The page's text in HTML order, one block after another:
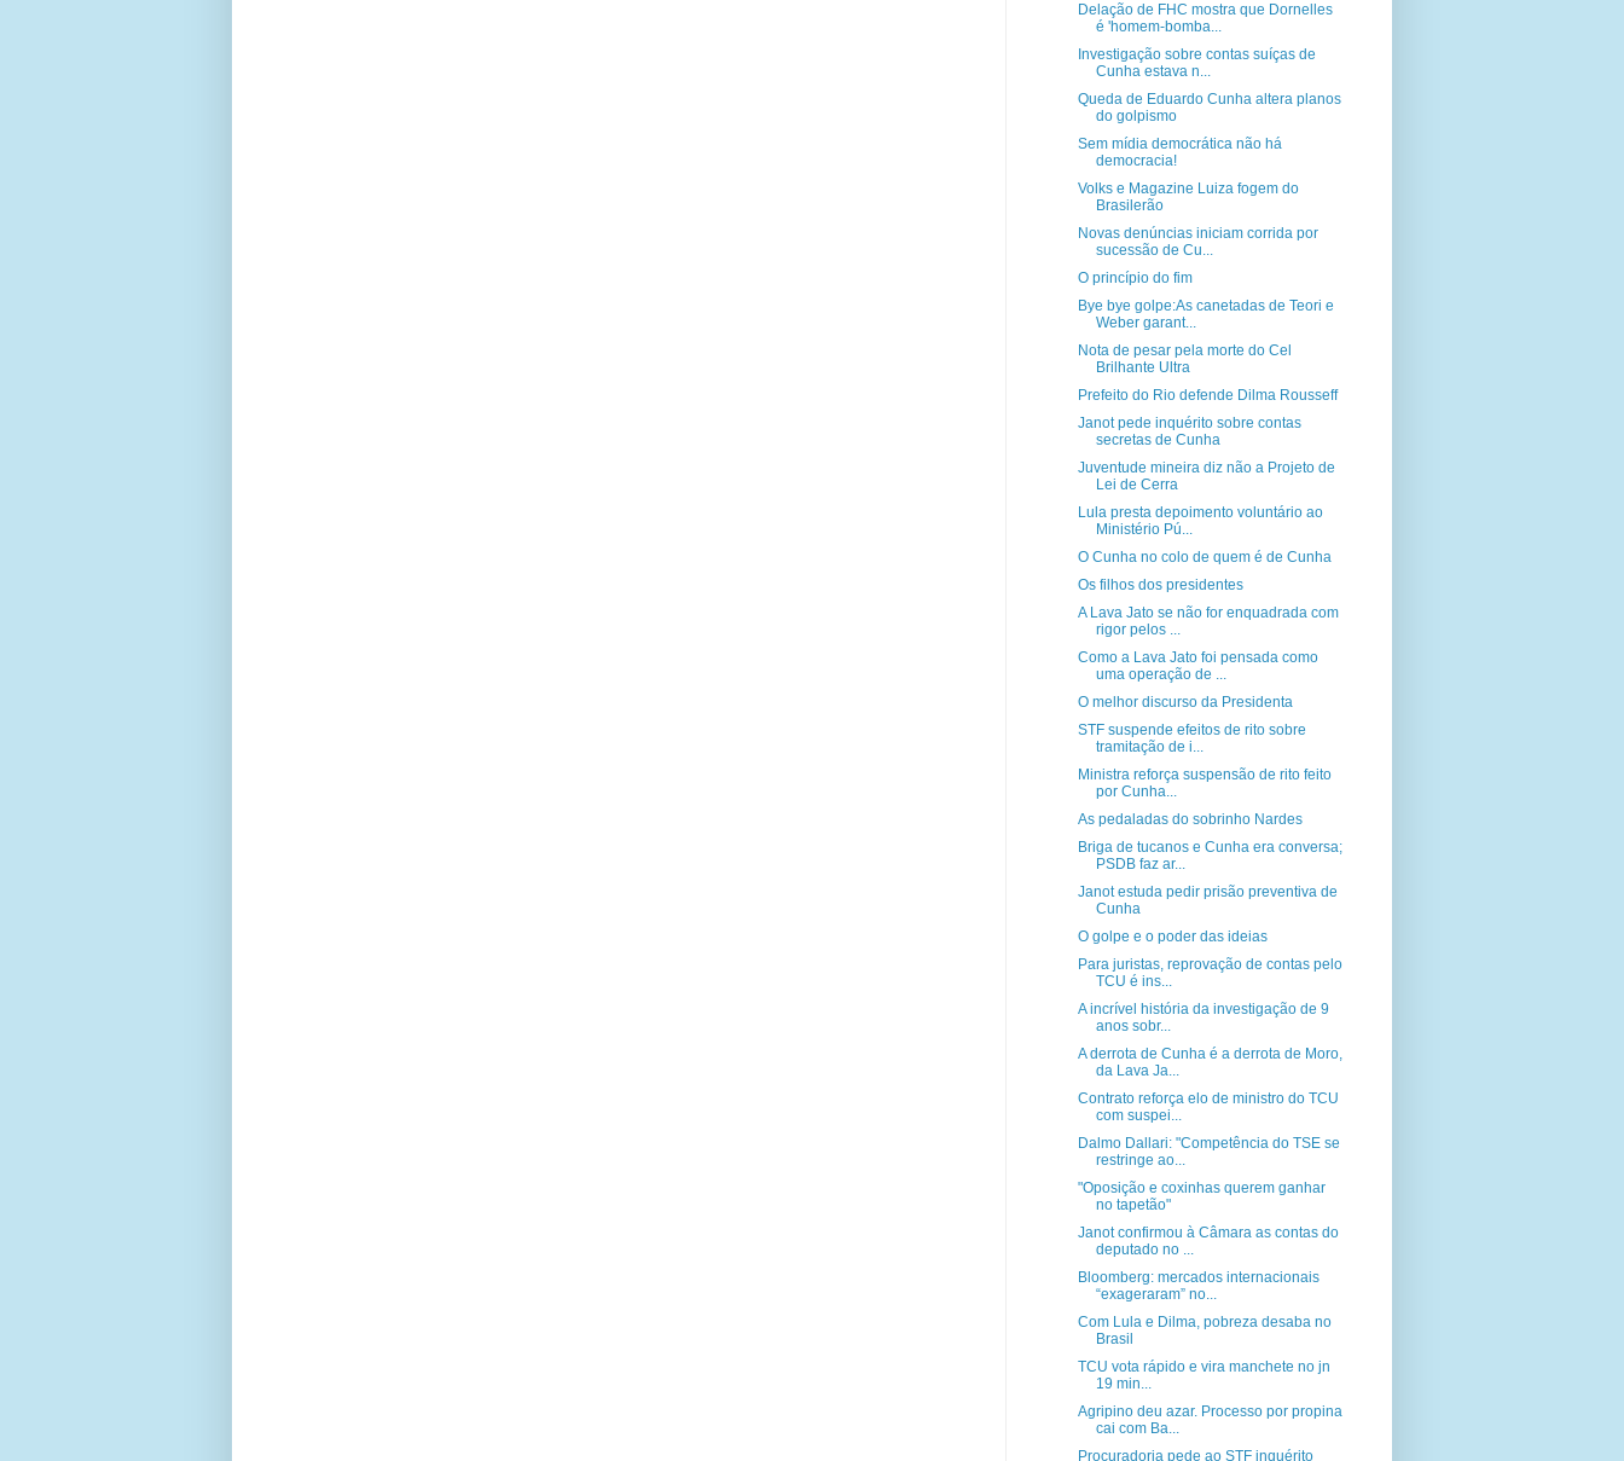
Delação de FHC mostra que Dornelles
é 'homem-bomba...
Investigação sobre contas suíças de
Cunha estava n...
Queda de Eduardo Cunha altera planos
do golpismo
Sem mídia democrática não há
democracia!
Volks e Magazine Luiza fogem do
Brasilerão
Novas denúncias iniciam corrida por
sucessão de Cu...
O princípio do fim
Bye bye golpe:As canetadas de Teori e
Weber garant...
Nota de pesar pela morte do Cel
Brilhante Ultra
Prefeito do Rio defende Dilma Rousseff
Janot pede inquérito sobre contas
secretas de Cunha
Juventude mineira diz não a Projeto de
Lei de Cerra
Lula presta depoimento voluntário ao
Ministério Pú...
O Cunha no colo de quem é de Cunha
Os filhos dos presidentes
A Lava Jato se não for enquadrada com
rigor pelos ...
Como a Lava Jato foi pensada como
uma operação de ...
O melhor discurso da Presidenta
STF suspende efeitos de rito sobre
tramitação de i...
Ministra reforça suspensão de rito feito
por Cunha...
As pedaladas do sobrinho Nardes
Briga de tucanos e Cunha era conversa;
PSDB faz ar...
Janot estuda pedir prisão preventiva de
Cunha
O golpe e o poder das ideias
Para juristas, reprovação de contas pelo
TCU é ins...
A incrível história da investigação de 9
anos sobr...
A derrota de Cunha é a derrota de Moro,
da Lava Ja...
Contrato reforça elo de ministro do TCU
com suspei...
Dalmo Dallari: "Competência do TSE se
restringe ao...
"Oposição e coxinhas querem ganhar
no tapetão"
Janot confirmou à Câmara as contas do
deputado no ...
Bloomberg: mercados internacionais
“exageraram” no...
Com Lula e Dilma, pobreza desaba no
Brasil
TCU vota rápido e vira manchete no jn
19 min...
Agripino deu azar. Processo por propina
cai com Ba...
Procuradoria pede ao STF inquérito